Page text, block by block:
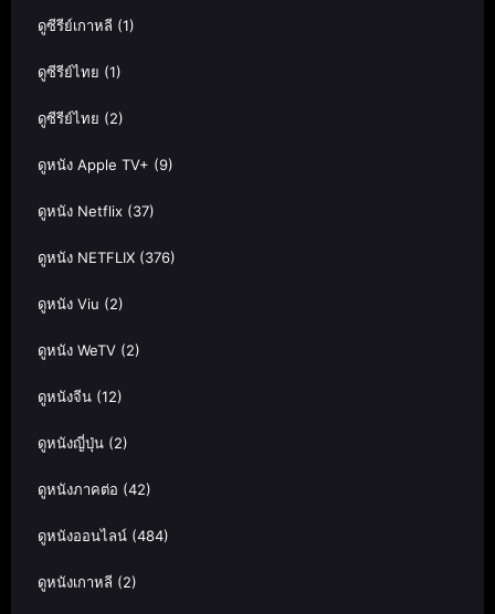
ดูซีรีย์เกาหลี (1)
ดูซีรีย์ไทย (1)
ดูซีรีย์ไทย (2)
ดูหนัง Apple TV+ (9)
ดูหนัง Netflix (37)
ดูหนัง NETFLIX (376)
ดูหนัง Viu (2)
ดูหนัง WeTV (2)
ดูหนังจีน (12)
ดูหนังญี่ปุ่น (2)
ดูหนังภาคต่อ (42)
ดูหนังออนไลน์ (484)
ดูหนังเกาหลี (2)